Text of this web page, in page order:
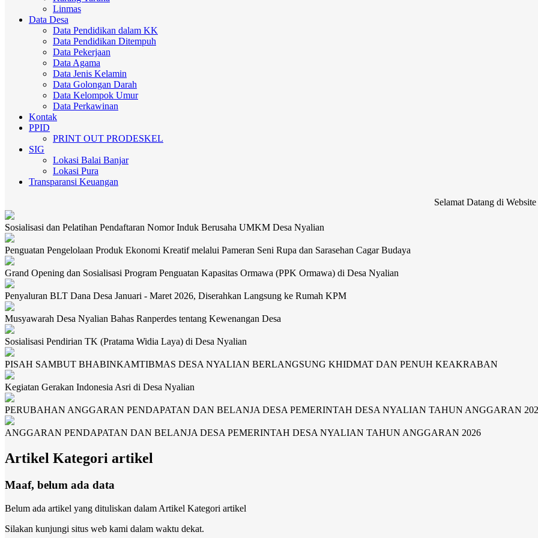
Linmas
Data Desa
Data Pendidikan dalam KK
Data Pendidikan Ditempuh
Data Pekerjaan
Data Agama
Data Jenis Kelamin
Data Golongan Darah
Data Kelompok Umur
Data Perkawinan
Kontak
PPID
PRINT OUT PRODESKEL
SIG
Lokasi Balai Banjar
Lokasi Pura
Transparansi Keuangan
Selamat Datang di Website Resmi
Sosialisasi dan Pelatihan Pendaftaran Nomor Induk Berusaha UMKM Desa Nyalian
Penguatan Pengelolaan Produk Ekonomi Kreatif melalui Pameran Seni Rupa dan Sarasehan Cagar Budaya
Grand Opening dan Sosialisasi Program Penguatan Kapasitas Ormawa (PPK Ormawa) di Desa Nyalian
Penyaluran BLT Dana Desa Januari - Maret 2026, Diserahkan Langsung ke Rumah KPM
Musyawarah Desa Nyalian Bahas Ranperdes tentang Kewenangan Desa
Sosialisasi Pendirian TK (Pratama Widia Laya) di Desa Nyalian
PISAH SAMBUT BHABINKAMTIBMAS DESA NYALIAN BERLANGSUNG KHIDMAT DAN PENUH KEAKRABAN
Kegiatan Gerakan Indonesia Asri di Desa Nyalian
PERUBAHAN ANGGARAN PENDAPATAN DAN BELANJA DESA PEMERINTAH DESA NYALIAN TAHUN ANGGARAN
ANGGARAN PENDAPATAN DAN BELANJA DESA PEMERINTAH DESA NYALIAN TAHUN ANGGARAN 2026
Artikel Kategori artikel
Maaf, belum ada data
Belum ada artikel yang dituliskan dalam Artikel Kategori artikel
Silakan kunjungi situs web kami dalam waktu dekat.